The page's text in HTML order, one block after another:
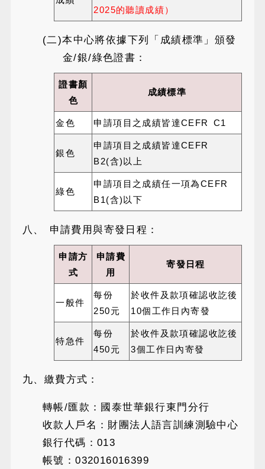
2025的聽讀成績）
(二)本中心將依據下列「成績標準」頒發
金/銀/綠色證書：
證書顏
色
成績標準
金色 申請項目之成績皆達CEFR C1
銀色
申請項目之成績皆達CEFR
B2(含)以上
綠色
申請項目之成績任一項為CEFR
B1(含)以下
八、 申請費用與寄發日程：
申請方
式
申請費
用
寄發日程
一般件
每份
250元
於收件及款項確認收訖後
10個工作日內寄發
特急件
每份
450元
於收件及款項確認收訖後
3個工作日內寄發
九、繳費方式：
轉帳/匯款：國泰世華銀行東門分行
收款人戶名：財團法人語言訓練測驗中心
銀行代碼：013
帳號：032016016399